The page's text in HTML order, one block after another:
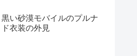
黒い砂漠モバイルのプルナ
ド衣装の外見